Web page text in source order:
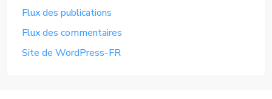
Flux des publications
Flux des commentaires
Site de WordPress-FR